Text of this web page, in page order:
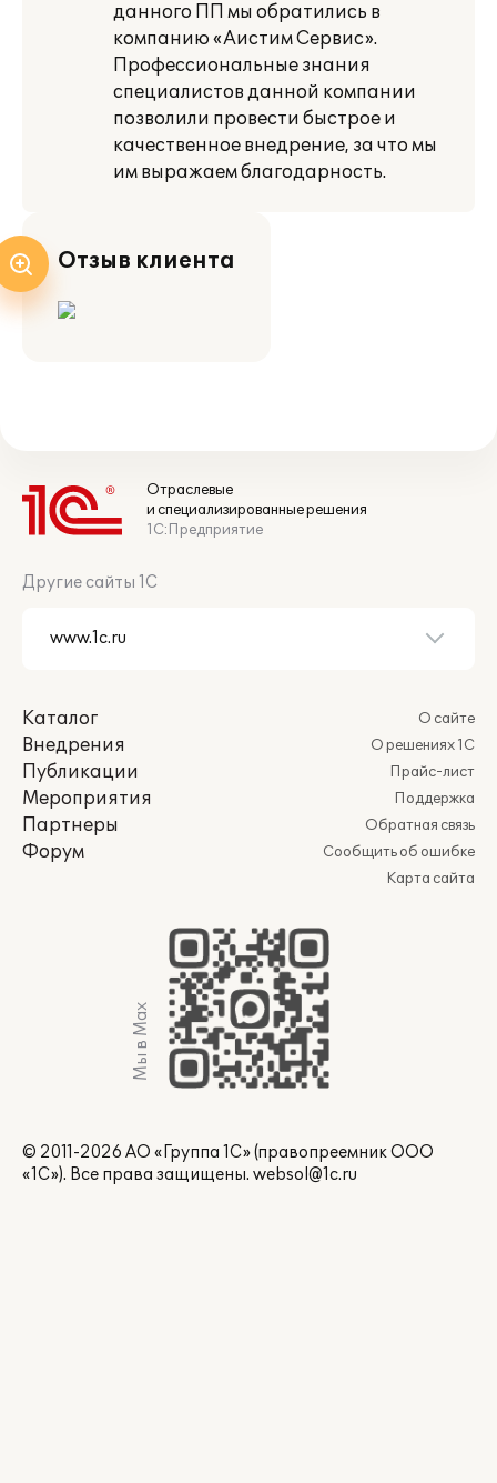
данного ПП мы обратились в
компанию «Аистим Сервис».
Профессиональные знания
специалистов данной компании
позволили провести быстрое и
качественное внедрение, за что мы
им выражаем благодарность.
Отзыв клиента
Отраслевые
и специализированные решения
1С:Предприятие
Другие сайты 1С
Каталог
Внедрения
Публикации
Мероприятия
Партнеры
Форум
О сайте
О решениях 1С
Прайс-лист
Поддержка
Обратная связь
Сообщить об ошибке
Карта сайта
Мы в Max
© 2011-2026 АО «Группа 1С» (правопреемник ООО
«1С»). Все права защищены. websol@1c.ru